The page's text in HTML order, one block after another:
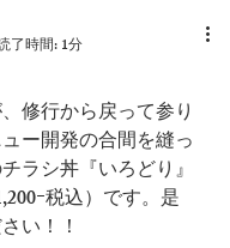
了時間: 1分
修行から戻って参り
ー開発の合間を縫っ
ラシ丼『いろどり』
ｰ税込）です。是
い！！